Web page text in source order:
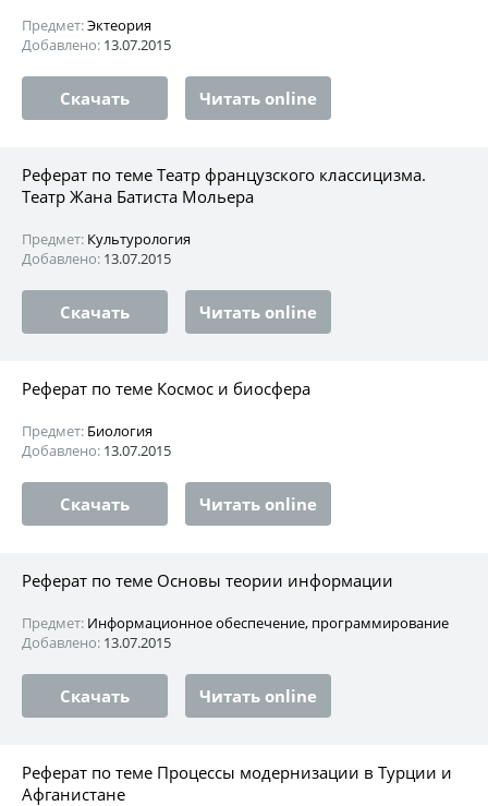
Предмет:Эктеория
Добавлено: 13.07.2015
Скачать Читать online
Реферат по теме Театр французского классицизма.
Театр Жана Батиста Мольера
Предмет: Культурология
Добавлено: 13.07.2015
Скачать Читать online
Реферат по теме Космос и биосфера
Предмет: Биология
Добавлено: 13.07.2015
Скачать Читать online
Реферат по теме Основы теории информации
Предмет: Информационное обеспечение, программирование
Добавлено: 13.07.2015
Скачать Читать online
Реферат по теме Процессы модернизации в Турции и
Афганистане